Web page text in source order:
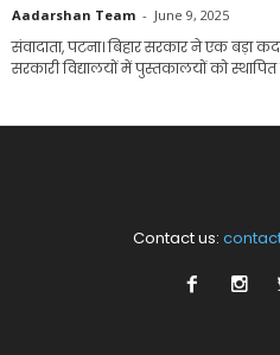
Aadarshan Team - June 9, 2025
संवादाता, पटना। बिहार सरकार ने एक बड़ा
सरकारी विद्यालयों में पुस्तकालयों को
Contact us: